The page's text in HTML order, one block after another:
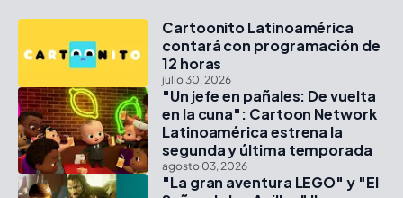
Cartoonito Latinoamérica
contará con programación de
12 horas
julio 30, 2026
"Un jefe en pañales: De vuelta
en la cuna": Cartoon Network
Latinoamérica estrena la
segunda y última temporada
agosto 03, 2026
"La gran aventura LEGO" y "El